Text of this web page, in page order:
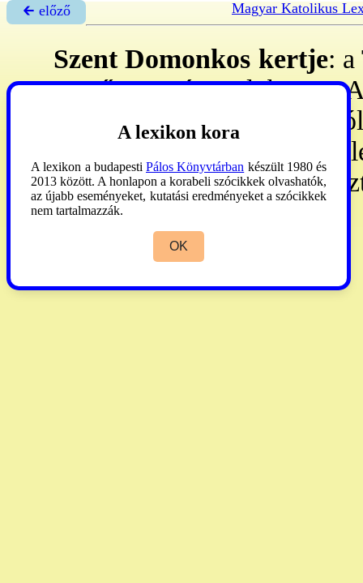
🡰 előző Magyar Katolikus
Szent Domonkos kertje: a
aszőreginépnyelvben. -
keríti, kapuja két
Amikor a földön
hervadni kezdenek, és
őket. **
II:152.
A lexikon kora
A lexikon a budapesti Pálos Könyvtárban készült 1980 és
2013 között. A honlapon a korabeli szócikkek olvashatók,
az újabb eseményeket, kutatási eredményeket a szócikkek
nem tartalmazzák.
OK